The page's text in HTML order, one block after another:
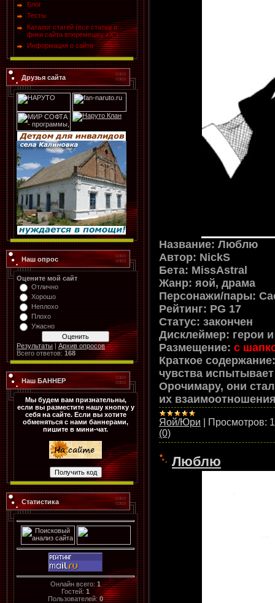
Блог
Тесты
Каталог статей (все статьи и
фики сайта вперемешку хХ")
Информация о сайте
Друзья сайта
Наш опрос
Оцените мой сайт
Отлично
Хорошо
Неплохо
Плохо
Ужасно
Результаты | Архив опросов
Всего ответов: 168
Наш БАННЕР
Мы будем вам признательны,
если вы разместите нашу кнопку у
себя на сайте. Если вы хотите
обменяться с нами баннерами,
пишите в мини-чат.
Статистика
Онлайн всего:1
Гостей:1
Пользователей:0
Название: Люблю
Автор: NickS
Бета: MissAstral
Жанр: яой, драма
Персонажи/пары:
Рейтинг: PG 17
Статус: закончен
Дисклеймер: герои
Размещение: с
Краткое
чувства
Орочимару, они
их
Яой/Юри Просмотров:
(0)
Люблю